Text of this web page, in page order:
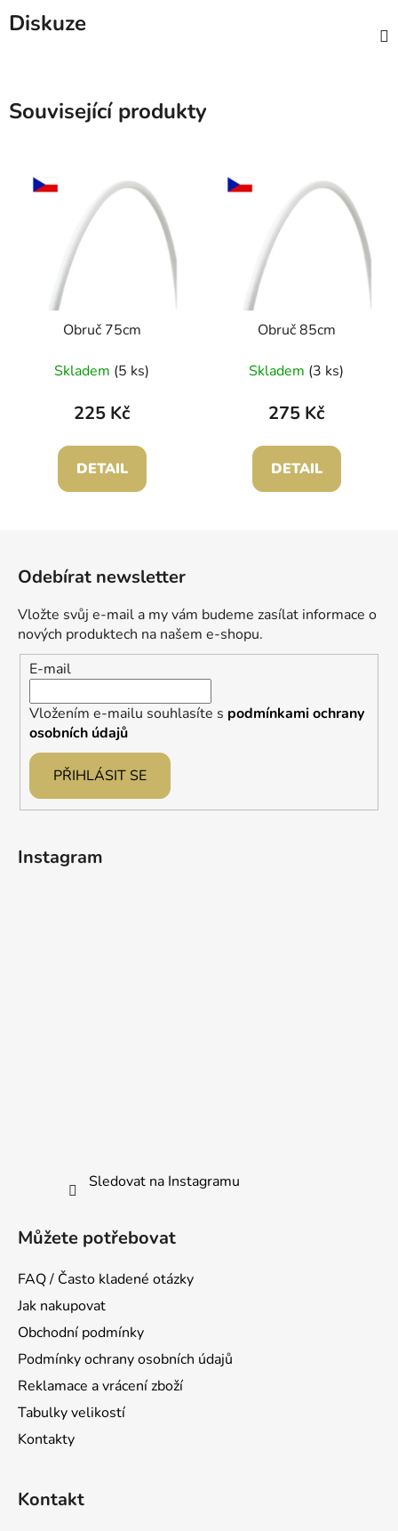
Diskuze
Související produkty
Obruč 75cm
Skladem (5 ks)
225 Kč
DETAIL
Obruč 85cm
Skladem (3 ks)
275 Kč
DETAIL
Odebírat newsletter
Vložte svůj e-mail a my vám budeme zasílat informace o
nových produktech na našem e-shopu.
E-mail
Vložením e-mailu souhlasíte s podmínkami ochrany
osobních údajů
PŘIHLÁSIT SE
Instagram
Sledovat na Instagramu
Můžete potřebovat
FAQ / Často kladené otázky
Jak nakupovat
Obchodní podmínky
Podmínky ochrany osobních údajů
Reklamace a vrácení zboží
Tabulky velikostí
Kontakty
Kontakt